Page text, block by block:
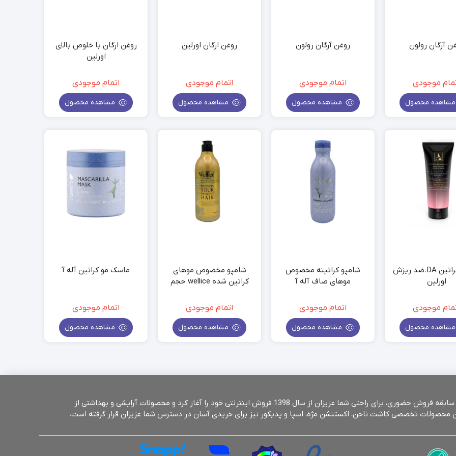
آرگان رولون
موجودی
مشاهده محصول
روغن آرگان رولون
اتمام موجودی
مشاهده محصول
روغن ارگان اورلین
اتمام موجودی
مشاهده محصول
روغن ارگان با خلوص بالای
اورلین
اتمام موجودی
مشاهده محصول
شامپو کراتین DA.ضد ریزش
اورلین
موجودی
مشاهده محصول
شامپو کراتینه مخصوص
موهای صاف آله آ
اتمام موجودی
مشاهده محصول
شامپو مخصوص موهای
کراتین شده wellice حجم
اتمام موجودی
مشاهده محصول
ماسک مو کراتین آله آ
اتمام موجودی
مشاهده محصول
فروشگاه آرایشی و بهداشتی یاشیل شاپ با بیش از 25 سال سابقه فروش حضوری، برای راحتی شما عزیزان از سال 1398 فروش اینترنتی خود را آغاز کرد و محصولات آرایشی و بهداشتی از
محصولات تخصصی کاشت ناخن، اکستنشن مژه، اسپا و پدیکور نیز برای خریدی آسان در دسترس شما عزیزان قرار گرفته است.